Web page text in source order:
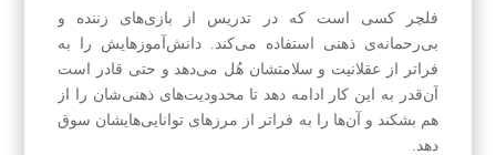
فلچر کسی است که در تدریس از بازی‌های زننده و
بی‌رحمانه‌ی ذهنی استفاده می‌کند. دانش‌آموزهایش را به
فراتر از عقلانیت و سلامتشان هُل می‌دهد و حتی قادر است
آن‌قدر به این کار ادامه دهد تا محدودیت‌های ذهنی‌شان را از
هم بشکند و آن‌ها را به فراتر از مرزهای توانایی‌هایشان سوق
دهد.